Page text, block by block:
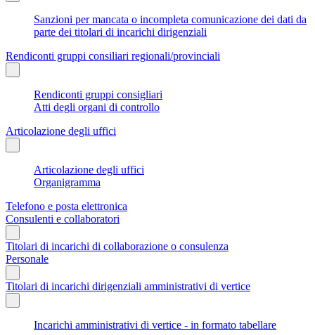
Sanzioni per mancata o incompleta comunicazione dei dati da
parte dei titolari di incarichi dirigenziali
Rendiconti gruppi consiliari regionali/provinciali
Rendiconti gruppi consigliari
Atti degli organi di controllo
Articolazione degli uffici
Articolazione degli uffici
Organigramma
Telefono e posta elettronica
Consulenti e collaboratori
Titolari di incarichi di collaborazione o consulenza
Personale
Titolari di incarichi dirigenziali amministrativi di vertice
Incarichi amministrativi di vertice - in formato tabellare